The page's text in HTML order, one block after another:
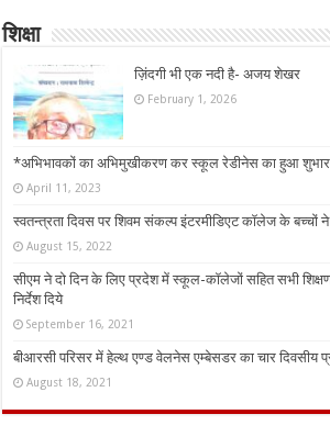
शिक्षा
ज़िंदगी भी एक नदी है- अजय शेखर
February 1, 2026
*अभिभावकों का अभिमुखीकरण कर स्कूल रेडीनेस का हुआ
April 11, 2023
स्वतन्त्रता दिवस पर शिवम संकल्प इंटरमीडिएट कॉलेज के बच्चों
August 15, 2022
सीएम ने दो दिन के लिए प्रदेश में स्कूल-कॉलेजों सहित सभी
निर्देश दिये
September 16, 2021
बीआरसी परिसर में हेल्थ एण्ड वेलनेस एम्बेसडर का चार दिवसीय
August 18, 2021